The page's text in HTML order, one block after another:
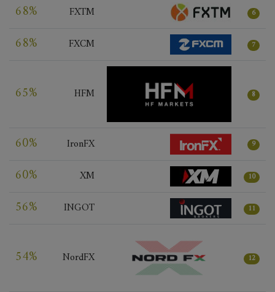
68% FXTM 6
68% FXCM 7
65% HFM 8
60% IronFX 9
60% XM 10
56% INGOT 11
54% NordFX 12